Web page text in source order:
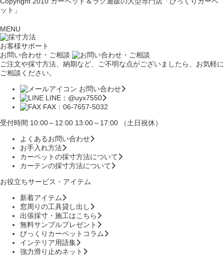
ット」
MENU
お客様サポート
お問い合わせ・ご相談
ご注文や採寸方法、納期など、ご不明な点がございましたら、お気軽に
ご相談ください。
お問い合わせ
LINE：@uyx7550
FAX：06-7657-5032
受付時間 10:00～12:00 13:00～17:00 （土日祝休）
よくあるお問い合わせ
お手入れ方法
カーペットの採寸方法について
カーテンの採寸方法について
お役立ちサービス・アイテム
新着アイテム
窓周りの工具貸し出し
出張採寸・施工はこちら
無料サンプルプレゼント
びっくりカーペットコラム
インテリア用語集
強力滑り止めネット